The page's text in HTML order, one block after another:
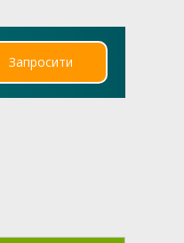
Запросити